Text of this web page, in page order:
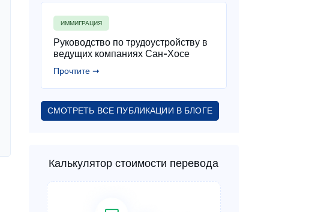
ИММИГРАЦИЯ
Руководство по трудоустройству в
ведущих компаниях Сан-Хосе
Прочтите ➞
СМОТРЕТЬ ВСЕ ПУБЛИКАЦИИ В БЛОГЕ
Калькулятор стоимости перевода